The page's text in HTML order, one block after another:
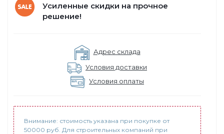
Усиленные скидки на прочное
решение!
Адрес склада
Условия доставки
Условия оплаты
Внимание: стоимость указана при покупке от
50000 руб. Для строительных компаний при